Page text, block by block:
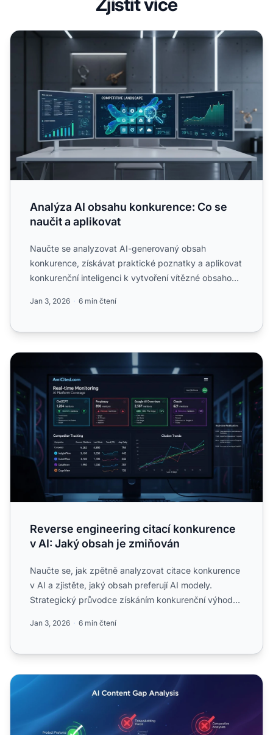
Analýza AI obsahu konkurence: Co se naučit a aplikovat
Analýza AI obsahu konkurence: Co se
naučit a aplikovat
Naučte se analyzovat AI-generovaný obsah
konkurence, získávat praktické poznatky a aplikovat
konkurenční inteligenci k vytvoření vítězné obsahové
Jan 3, 2026 6 min čtení
Reverse engineering citací konkurence v AI: Jaký obsah
Reverse engineering citací konkurence
v AI: Jaký obsah je zmiňován
Naučte se, jak zpětně analyzovat citace konkurence
v AI a zjistěte, jaký obsah preferují AI modely.
Strategický průvodce získáním konkurenční výhody
Jan 3, 2026 6 min čtení
AI analýza obsahových mezer